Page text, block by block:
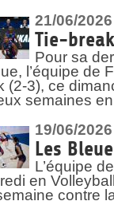
21/06/2026
Tie-
Pour sa
l’équipe de
(2-3), ce
semaines
19/06/2026
Les
L’équipe
en
contre